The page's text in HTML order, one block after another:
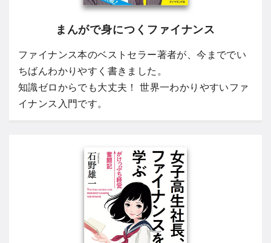
まんがで身につくファイナンス
ファイナンス本のベストセラー著者が、今まででい
ちばんわかりやすく書きました。
知識ゼロからでも大丈夫！ 世界一わかりやすいファ
イナンス入門です。